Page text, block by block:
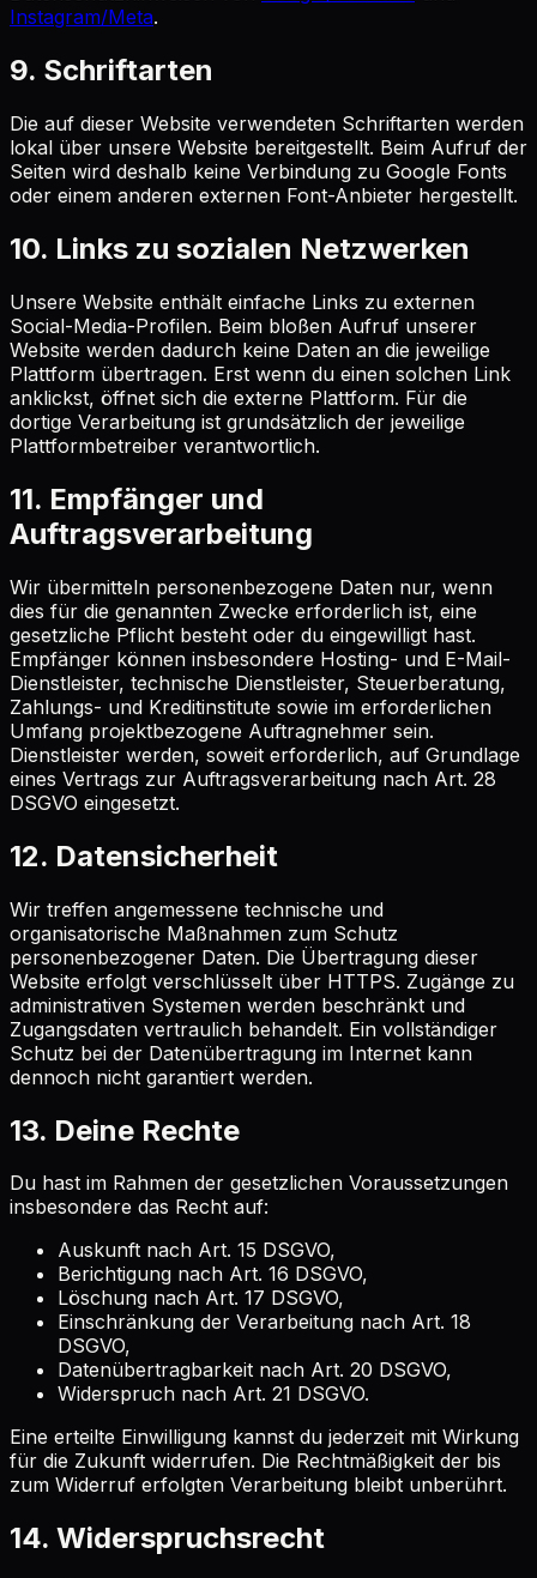
Instagram/Meta.
9. Schriftarten
Die auf dieser Website verwendeten Schriftarten werden
lokal über unsere Website bereitgestellt. Beim Aufruf der
Seiten wird deshalb keine Verbindung zu Google Fonts
oder einem anderen externen Font-Anbieter hergestellt.
10. Links zu sozialen Netzwerken
Unsere Website enthält einfache Links zu externen
Social-Media-Profilen. Beim bloßen Aufruf unserer
Website werden dadurch keine Daten an die jeweilige
Plattform übertragen. Erst wenn du einen solchen Link
anklickst, öffnet sich die externe Plattform. Für die
dortige Verarbeitung ist grundsätzlich der jeweilige
Plattformbetreiber verantwortlich.
11. Empfänger und
Auftragsverarbeitung
Wir übermitteln personenbezogene Daten nur, wenn
dies für die genannten Zwecke erforderlich ist, eine
gesetzliche Pflicht besteht oder du eingewilligt hast.
Empfänger können insbesondere Hosting- und E-Mail-
Dienstleister, technische Dienstleister, Steuerberatung,
Zahlungs- und Kreditinstitute sowie im erforderlichen
Umfang projektbezogene Auftragnehmer sein.
Dienstleister werden, soweit erforderlich, auf Grundlage
eines Vertrags zur Auftragsverarbeitung nach Art. 28
DSGVO eingesetzt.
12. Datensicherheit
Wir treffen angemessene technische und
organisatorische Maßnahmen zum Schutz
personenbezogener Daten. Die Übertragung dieser
Website erfolgt verschlüsselt über HTTPS. Zugänge zu
administrativen Systemen werden beschränkt und
Zugangsdaten vertraulich behandelt. Ein vollständiger
Schutz bei der Datenübertragung im Internet kann
dennoch nicht garantiert werden.
13. Deine Rechte
Du hast im Rahmen der gesetzlichen Voraussetzungen
insbesondere das Recht auf:
Auskunft nach Art. 15 DSGVO,
Berichtigung nach Art. 16 DSGVO,
Löschung nach Art. 17 DSGVO,
Einschränkung der Verarbeitung nach Art. 18
DSGVO,
Datenübertragbarkeit nach Art. 20 DSGVO,
Widerspruch nach Art. 21 DSGVO.
Eine erteilte Einwilligung kannst du jederzeit mit Wirkung
für die Zukunft widerrufen. Die Rechtmäßigkeit der bis
zum Widerruf erfolgten Verarbeitung bleibt unberührt.
14. Widerspruchsrecht